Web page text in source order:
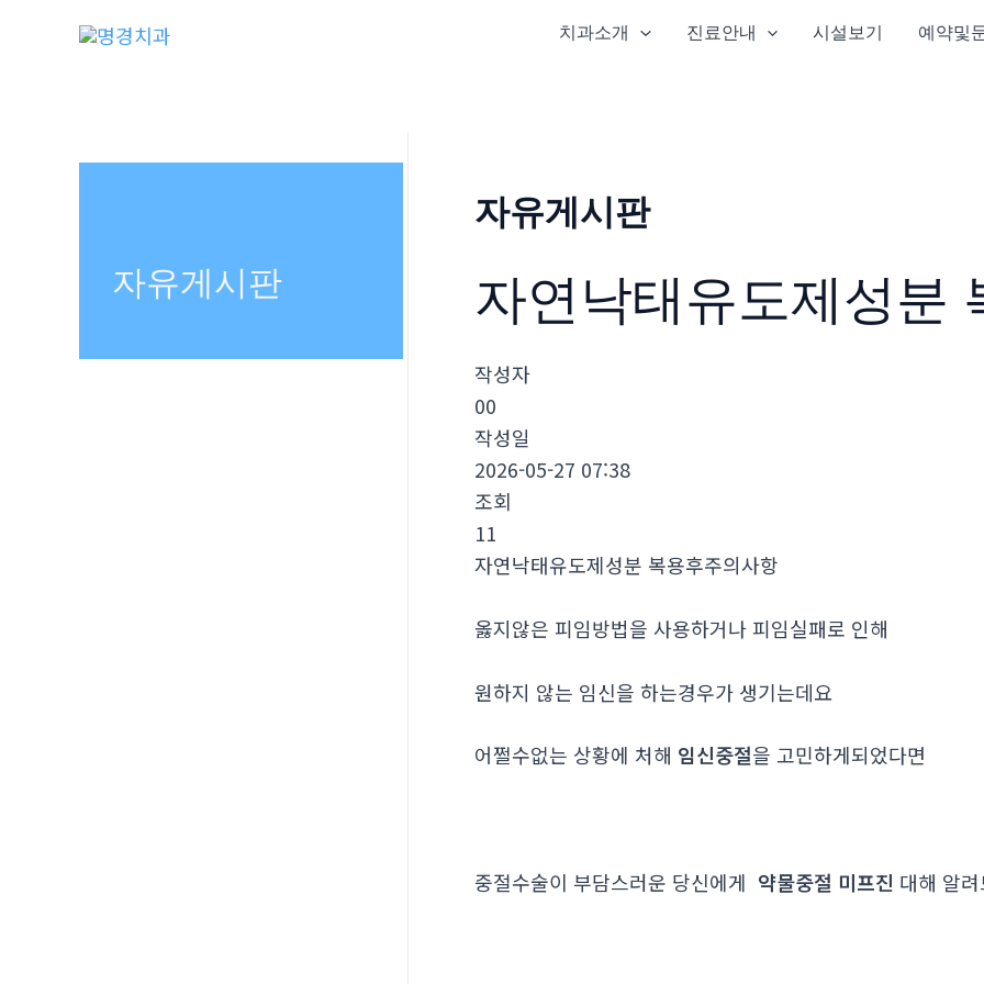
치과소개 진료안내 시설보기 예약및
자유게시판
자유게시판
자연낙태유도제성분
작성자
00
작성일
2026-05-27 07:38
조회
11
자연낙태유도제성분 복용후주의사항
옳지않은 피임방법을 사용하거나 피임실패로 인해
원하지 않는 임신을 하는경우가 생기는데요
어쩔수없는 상황에 처해 임신중절을 고민하게되었다면
중절수술이 부담스러운 당신에게 약물중절 미프진 대해 알